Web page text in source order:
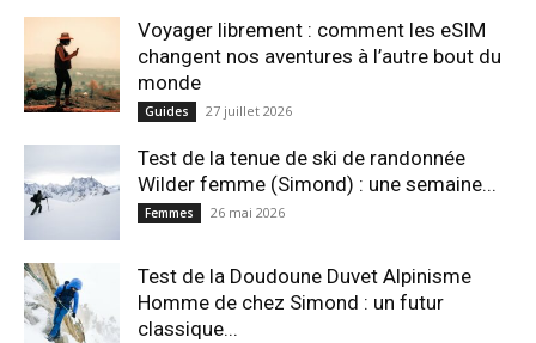
Voyager librement : comment les eSIM
changent nos aventures à l’autre bout du
monde
Guides 27 juillet 2026
Test de la tenue de ski de randonnée
Wilder femme (Simond) : une semaine...
Femmes 26 mai 2026
Test de la Doudoune Duvet Alpinisme
Homme de chez Simond : un futur
classique...